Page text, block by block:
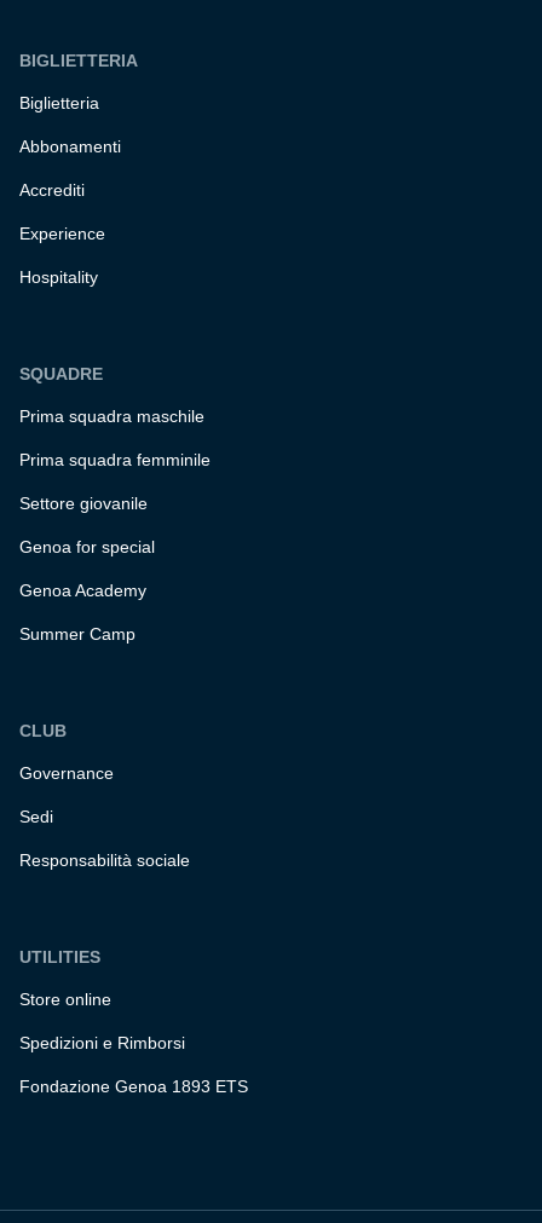
BIGLIETTERIA
Biglietteria
Abbonamenti
Accrediti
Experience
Hospitality
SQUADRE
Prima squadra maschile
Prima squadra femminile
Settore giovanile
Genoa for special
Genoa Academy
Summer Camp
CLUB
Governance
Sedi
Responsabilità sociale
UTILITIES
Store online
Spedizioni e Rimborsi
Fondazione Genoa 1893 ETS